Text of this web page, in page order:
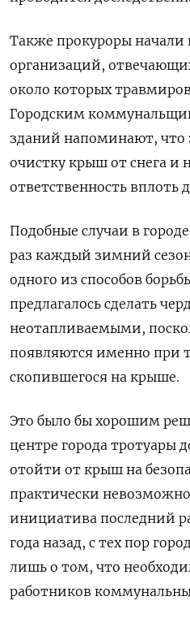
Также прокуроры начали
организаций,
около которых
Городским
зданий напоминают, что
очистку крыш от снега и
ответственность вплоть
Подобные случаи в
раз каждый зимний
одного из способов
предлагалось сделать
неотапливаемыми,
появляются именно при
скопившегося на крыше.
Это было бы хорошим
центре города тротуары
отойти от крыш на
практически
инициатива последний
года назад, с тех пор
лишь о том, что
работников